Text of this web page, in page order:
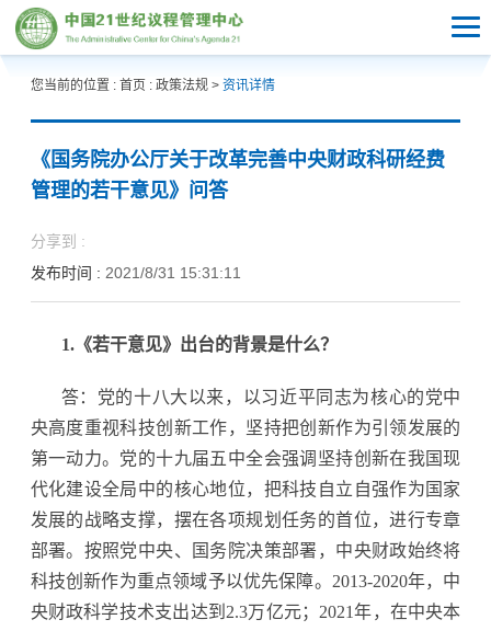
您当前的位置 : 首页 : 政策法规> 资讯详情
《国务院办公厅关于改革完善中央财政科研经费
管理的若干意见》问答
分享到 :
发布时间 : 2021/8/31 15:31:11
1.《若干意见》出台的背景是什么？
答：党的十八大以来，以习近平同志为核心的党中
央高度重视科技创新工作，坚持把创新作为引领发展的
第一动力。党的十九届五中全会强调坚持创新在我国现
代化建设全局中的核心地位，把科技自立自强作为国家
发展的战略支撑，摆在各项规划任务的首位，进行专章
部署。按照党中央、国务院决策部署，中央财政始终将
科技创新作为重点领域予以优先保障。2013-2020年，中
央财政科学技术支出达到2.3万亿元；2021年，在中央本